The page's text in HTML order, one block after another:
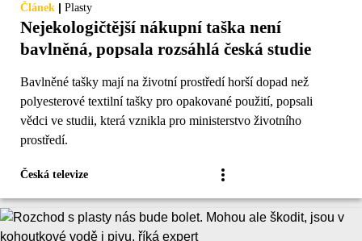
Článek | Plasty
Nejekologičtější nákupní taška není
bavlněná, popsala rozsáhlá česká studie
Bavlněné tašky mají na životní prostředí horší dopad než
polyesterové textilní tašky pro opakované použití, popsali
vědci ve studii, která vznikla pro ministerstvo životního
prostředí.
Česká televize